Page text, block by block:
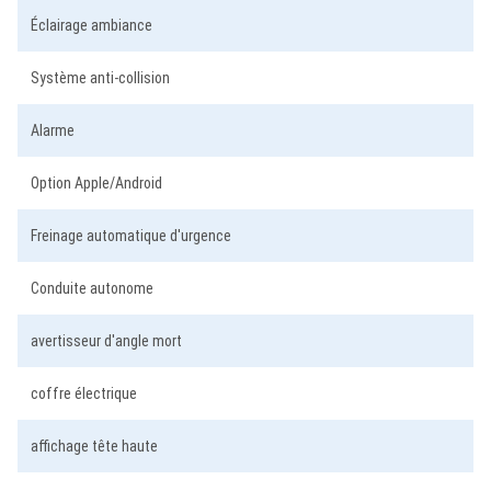
Éclairage ambiance
Système anti-collision
Alarme
Option Apple/Android
Freinage automatique d'urgence
Conduite autonome
avertisseur d'angle mort
coffre électrique
affichage tête haute